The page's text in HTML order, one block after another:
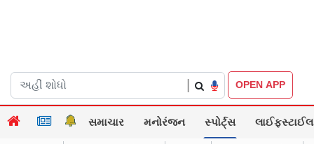
OPEN APP
સમાચાર મનોરંજન સ્પોર્ટ્સ લાઈફસ્ટાઈલ